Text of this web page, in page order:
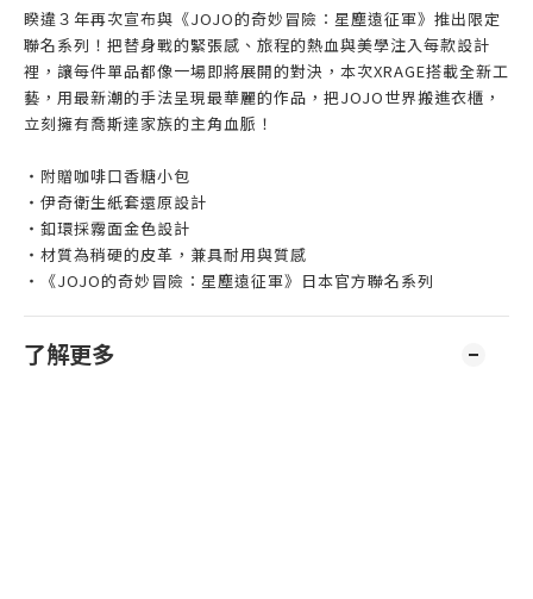
睽違３年再次宣布與《JOJO的奇妙冒險：星塵遠征軍》推出限定
聯名系列！把替身戰的緊張感、旅程的熱血與美學注入每款設計
裡，讓每件單品都像一場即將展開的對決，本次XRAGE搭載全新工
藝，用最新潮的手法呈現最華麗的作品，把JOJO世界搬進衣櫃，
立刻擁有喬斯達家族的主角血脈！
・附贈咖啡口香糖小包
・伊奇衛生紙套還原設計
・釦環採霧面金色設計
・材質為稍硬的皮革，兼具耐用與質感
・《JOJO的奇妙冒險：星塵遠征軍》日本官方聯名系列
了解更多